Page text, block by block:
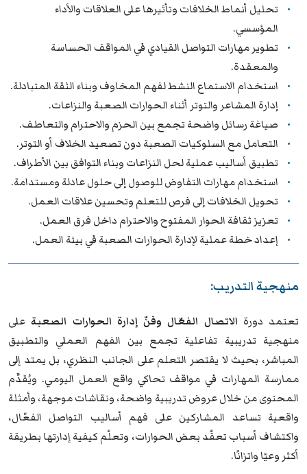
تحليل أنماط الخلافات وتأثيرها على العلاقات والأداء
المؤسسي.
تطوير مهارات التواصل القيادي في المواقف الحساسة
والمعقدة.
استخدام الاستماع النشط لفهم المخاوف وبناء الثقة المتبادلة.
إدارة المشاعر والتوتر أثناء الحوارات الصعبة والنزاعات.
صياغة رسائل واضحة تجمع بين الحزم والاحترام والتعاطف.
التعامل مع السلوكيات الصعبة دون تصعيد الخلاف أو التوتر.
تطبيق أساليب عملية لحل النزاعات وبناء التوافق بين الأطراف.
استخدام مهارات التفاوض للوصول إلى حلول عادلة ومستدامة.
تحويل الخلافات إلى فرص للتعلم وتحسين علاقات العمل.
تعزيز ثقافة الحوار المفتوح والاحترام داخل فرق العمل.
إعداد خطة عملية لإدارة الحوارات الصعبة في بيئة العمل.
منهجية التدريب:
تعتمد دورة الاتصال الفعّال وفنّ إدارة الحوارات الصعبة على
منهجية تدريبية تفاعلية تجمع بين الفهم العملي والتطبيق
المباشر، بحيث لا يقتصر التعلم على الجانب النظري، بل يمتد إلى
ممارسة المهارات في مواقف تحاكي واقع العمل اليومي. ويُقدَّم
المحتوى من خلال عروض تدريبية واضحة، ونقاشات موجهة، وأمثلة
واقعية تساعد المشاركين على فهم أساليب التواصل الفعّال،
واكتشاف أسباب تعقّد بعض الحوارات، وتعلّم كيفية إدارتها بطريقة
أكثر وعيًا واتزانًا.